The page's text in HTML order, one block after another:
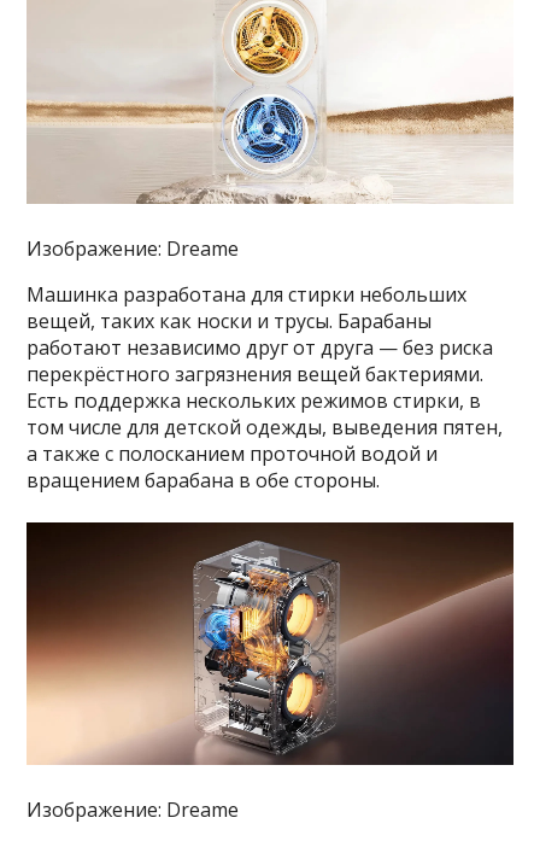
Изображение: Dreame
Машинка разработана для стирки небольших
вещей, таких как носки и трусы. Барабаны
работают независимо друг от друга — без риска
перекрёстного загрязнения вещей бактериями.
Есть поддержка нескольких режимов стирки, в
том числе для детской одежды, выведения пятен,
а также с полосканием проточной водой и
вращением барабана в обе стороны.
Изображение: Dreame